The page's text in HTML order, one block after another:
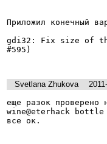
Приложил конечный
gdi32: Fix size of
#595)
Svetlana Zhukova
еще разок
wine@eterhack bottle
все ок.